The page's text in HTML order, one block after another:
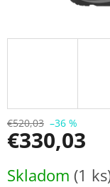
€520,03 –36 %
€330,03
cena:
Skladom (1